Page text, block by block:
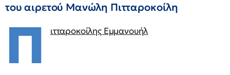
του αιρετού Μανώλη Πιτταροκοίλη
Π ιτταροκοίλης Εμμανουήλ